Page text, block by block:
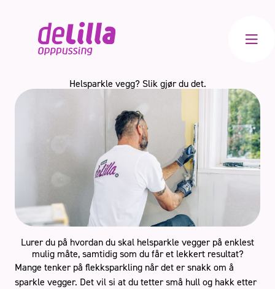
Meny
Innvendig Totalrenovering
Helsparkle vegg? Slik gjør du det.
Lurer du på hvordan du skal helsparkle vegger på enklest
mulig måte, samtidig som du får et lekkert resultat?
Mange tenker på flekksparkling når det er snakk om å
sparkle vegger. Det vil si at du tetter små hull og hakk etter